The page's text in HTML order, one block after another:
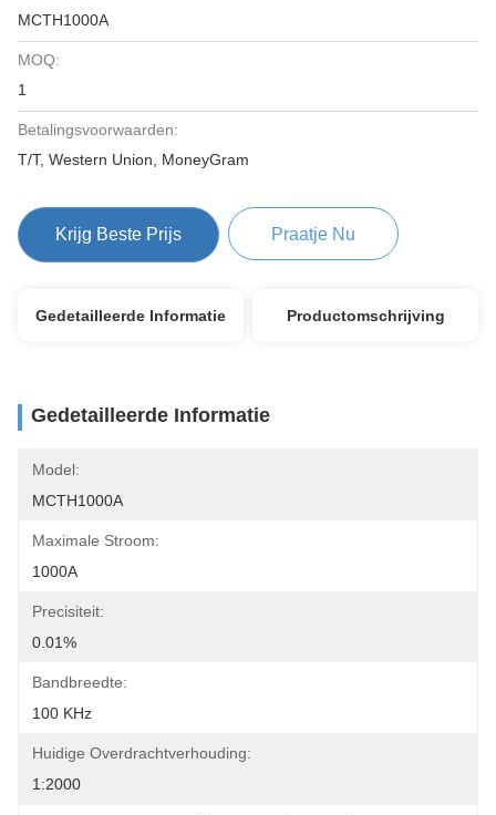
MCTH1000A
MOQ:
1
Betalingsvoorwaarden:
T/T, Western Union, MoneyGram
Krijg Beste Prijs Praatje Nu
Gedetailleerde Informatie Productomschrijving
Gedetailleerde Informatie
Model:
MCTH1000A
Maximale Stroom:
1000A
Precisiteit:
0.01%
Bandbreedte:
100 KHz
Huidige Overdrachtverhouding:
1:2000